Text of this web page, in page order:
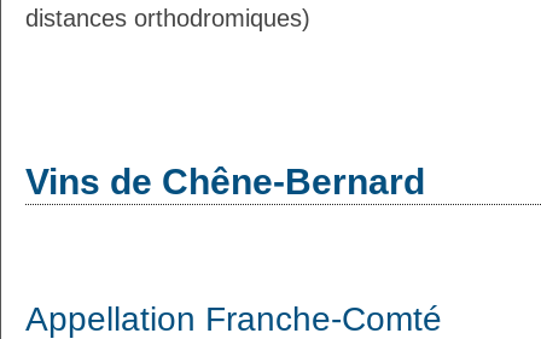
distances orthodromiques)
Vins de Chêne-Bernard
Appellation Franche-Comté